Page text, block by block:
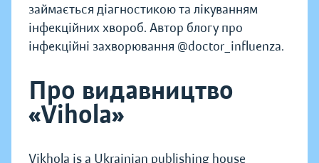
займається діагностикою та лікуванням
інфекційних хвороб. Автор блогу про
інфекційні захворювання @doctor_influenza.
Про видавництво
«Vihola»
Vikhola is a Ukrainian publishing house